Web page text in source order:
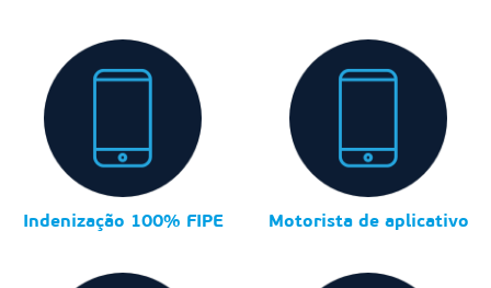
Indenização 100% FIPE Motorista de aplicativo